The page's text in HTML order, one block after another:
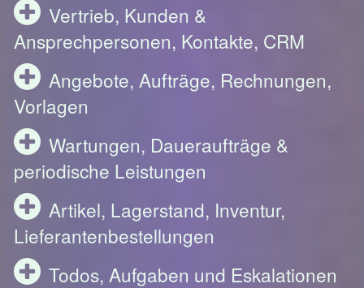
Vertrieb, Kunden &
Ansprechpersonen, Kontakte, CRM
Angebote, Aufträge, Rechnungen,
Vorlagen
Wartungen, Daueraufträge &
periodische Leistungen
Artikel, Lagerstand, Inventur,
Lieferantenbestellungen
Todos, Aufgaben und Eskalationen